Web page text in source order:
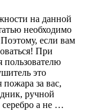
на данной
необходимо
если вам
При
пользователю
это
за вас,
ручной
серебро а не …